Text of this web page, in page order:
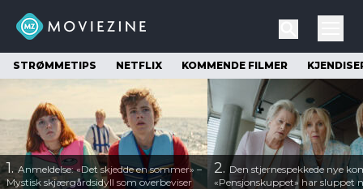
STRØMMETIPS NETFLIX KOMMENDE FILMER
1.Anmeldelse: «Det skjedde en sommer» –
Mystisk skjærgårdsidyll som overbeviser
2. Den stjernespekkede nye
«Pensjonskuppet» har sluppet